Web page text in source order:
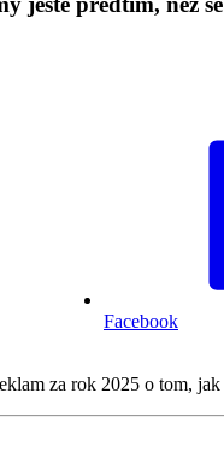
Facebook
za rok 2025 o tom,